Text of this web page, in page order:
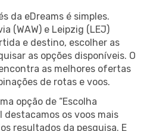
da eDreams é simples.
(WAW) e Leipzig (LEJ)
e destino, escolher as
as opções disponíveis. O
as melhores ofertas
de rotas e voos.
opção de “Escolha
destacamos os voos mais
resultados da pesquisa. E